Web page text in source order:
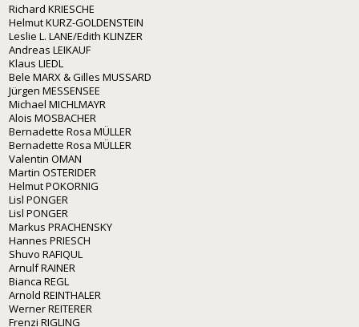
Richard KRIESCHE
Helmut KURZ-GOLDENSTEIN
Leslie L. LANE/Edith KLINZER
Andreas LEIKAUF
Klaus LIEDL
Bele MARX & Gilles MUSSARD
Jürgen MESSENSEE
Michael MICHLMAYR
Alois MOSBACHER
Bernadette Rosa MÜLLER
Bernadette Rosa MÜLLER
Valentin OMAN
Martin OSTERIDER
Helmut POKORNIG
Lisl PONGER
Lisl PONGER
Markus PRACHENSKY
Hannes PRIESCH
Shuvo RAFIQUL
Arnulf RAINER
Bianca REGL
Arnold REINTHALER
Werner REITERER
Frenzi RIGLING